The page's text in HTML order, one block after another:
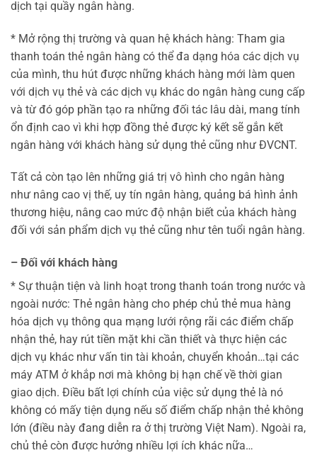
dịch tại quầy ngân hàng.
* Mở rộng thị trường và quan hệ khách hàng: Tham gia
thanh toán thẻ ngân hàng có thể đa dạng hóa các dịch vụ
của mình, thu hút được những khách hàng mới làm quen
với dịch vụ thẻ và các dịch vụ khác do ngân hàng cung cấp
và từ đó góp phần tạo ra những đối tác lâu dài, mang tính
ổn định cao vì khi hợp đồng thẻ được ký kết sẽ gắn kết
ngân hàng với khách hàng sử dụng thẻ cũng như ĐVCNT.
Tất cả còn tạo lên những giá trị vô hình cho ngân hàng
như nâng cao vị thế, uy tín ngân hàng, quảng bá hình ảnh
thương hiệu, nâng cao mức độ nhận biết của khách hàng
đối với sản phẩm dịch vụ thẻ cũng như tên tuổi ngân hàng.
– Đối với khách hàng
* Sự thuận tiện và linh hoạt trong thanh toán trong nước và
ngoài nước: Thẻ ngân hàng cho phép chủ thẻ mua hàng
hóa dịch vụ thông qua mạng lưới rộng rãi các điểm chấp
nhận thẻ, hay rút tiền mặt khi cần thiết và thực hiện các
dịch vụ khác như vấn tin tài khoản, chuyển khoản…tại các
máy ATM ở khắp nơi mà không bị hạn chế về thời gian
giao dịch. Điều bất lợi chính của việc sử dụng thẻ là nó
không có mấy tiện dụng nếu số điểm chấp nhận thẻ không
lớn (điều này đang diễn ra ở thị trường Việt Nam). Ngoài ra,
chủ thẻ còn được hưởng nhiều lợi ích khác nữa…